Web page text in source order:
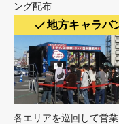
ング配布
地方キャラバ
各エリアを巡回して営